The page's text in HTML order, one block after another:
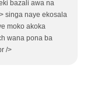
bazali awa na
singa naye ekosala
moko akoka
wana pona ba
/>